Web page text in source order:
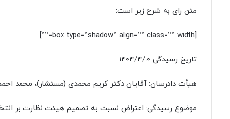
متن رای به شرح زیر است:
[box type=”shadow” align=”” class=”” width=””]
تاریخ رسیدگی ۱۴۰۴/۴/۱۰
هیأت دادرسان: آقایان دکتر کریم محمدی (مستشار)، محمد
موضوع رسیدگی: اعتراض نسبت به تصمیم هیئت نظارت بر